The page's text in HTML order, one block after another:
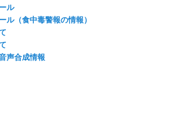
ル
ル（食中毒警報の情報）
声合成情報